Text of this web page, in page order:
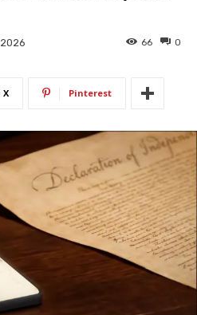
0
66
X Pinterest